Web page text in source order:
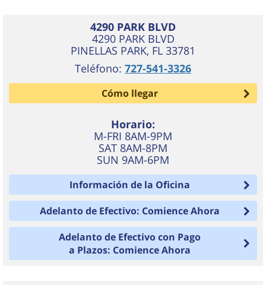
4290 PARK BLVD
4290 PARK BLVD
PINELLAS PARK, FL 33781
Teléfono: 727-541-3326
Cómo llegar
Horario:
M-FRI 8AM-9PM
SAT 8AM-8PM
SUN 9AM-6PM
Información de la Oficina
Adelanto de Efectivo: Comience Ahora
Adelanto de Efectivo con Pago
a Plazos: Comience Ahora